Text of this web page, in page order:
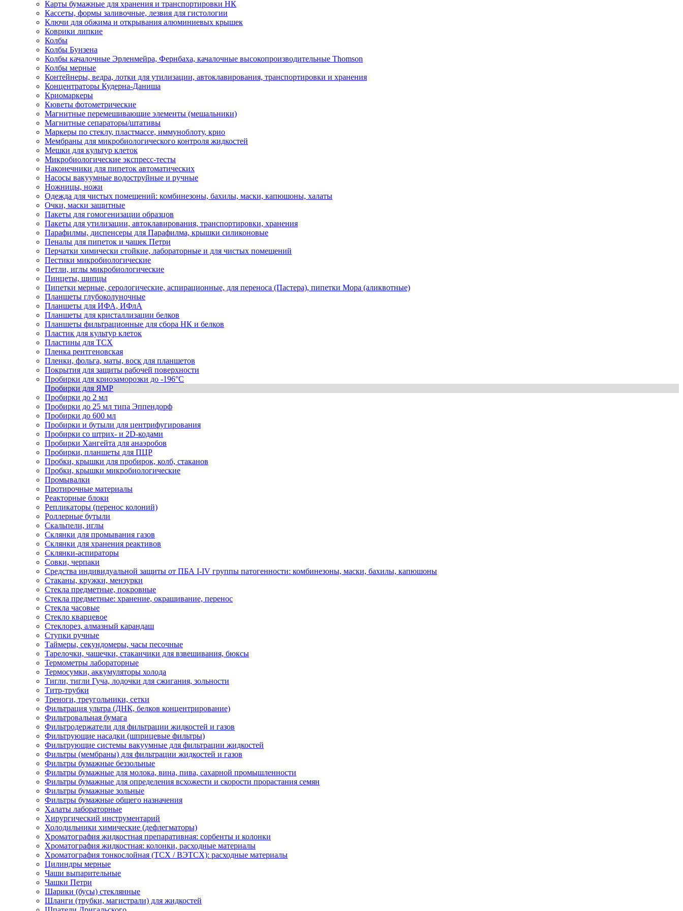
Карты бумажные для хранения и транспортировки НК
Кассеты, формы заливочные, лезвия для гистологии
Ключи для обжима и открывания алюминиевых крышек
Коврики липкие
Колбы
Колбы Бунзена
Колбы качалочные Эрленмейра, Фернбаха, качалочные высокопроизводительные Thomson
Колбы мерные
Контейнеры, ведра, лотки для утилизации, автоклавирования, транспортировки и хранения
Концентраторы Кудерна-Даниша
Криомаркеры
Кюветы фотометрические
Магнитные перемешивающие элементы (мешальники)
Магнитные сепараторы/штативы
Маркеры по стеклу, пластмассе, иммуноблоту, крио
Мембраны для микробиологического контроля жидкостей
Мешки для культур клеток
Микробиологические экспресс-тесты
Наконечники для пипеток автоматических
Насосы вакуумные водоструйные и ручные
Ножницы, ножи
Одежда для чистых помещений: комбинезоны, бахилы, маски, капюшоны, халаты
Очки, маски защитные
Пакеты для гомогенизации образцов
Пакеты для утилизации, автоклавирования, транспортировки, хранения
Парафилмы, диспенсеры для Парафилма, крышки силиконовые
Пеналы для пипеток и чашек Петри
Перчатки химически стойкие, лабораторные и для чистых помещений
Пестики микробиологические
Петли, иглы микробиологические
Пинцеты, щипцы
Пипетки мерные, серологические, аспирационные, для переноса (Пастера), пипетки Мора (аликвотные)
Планшеты глубоколуночные
Планшеты для ИФА, ИФлА
Планшеты для кристаллизации белков
Планшеты фильтрационные для сбора НК и белков
Пластик для культур клеток
Пластины для ТСХ
Пленка рентгеновская
Пленки, фольга, маты, воск для планшетов
Покрытия для защиты рабочей поверхности
Пробирки для криозаморозки до -196°С
Пробирки для ЯМР
Пробирки до 2 мл
Пробирки до 25 мл типа Эппендорф
Пробирки до 600 мл
Пробирки и бутыли для центрифугирования
Пробирки со штрих- и 2D-кодами
Пробирки Хангейта для анаэробов
Пробирки, планшеты для ПЦР
Пробки, крышки для пробирок, колб, стаканов
Пробки, крышки микробиологические
Промывалки
Протирочные материалы
Реакторные блоки
Репликаторы (перенос колоний)
Роллерные бутыли
Скальпели, иглы
Склянки для промывания газов
Склянки для хранения реактивов
Склянки-аспираторы
Совки, черпаки
Средства индивидуальной защиты от ПБА I-IV группы патогенности: комбинезоны, маски, бахилы, капюшоны
Стаканы, кружки, мензурки
Стекла предметные, покровные
Стекла предметные: хранение, окрашивание, перенос
Стекла часовые
Стекло кварцевое
Стеклорез, алмазный карандаш
Ступки ручные
Таймеры, секундомеры, часы песочные
Тарелочки, чашечки, стаканчики для взвешивания, бюксы
Термометры лабораторные
Термосумки, аккумуляторы холода
Тигли, тигли Гуча, лодочки для сжигания, зольности
Титр-трубки
Треноги, треугольники, сетки
Фильтрация ультра (ДНК, белков концентрирование)
Фильтровальная бумага
Фильтродержатели для фильтрации жидкостей и газов
Фильтрующие насадки (шприцевые фильтры)
Фильтрующие системы вакуумные для фильтрации жидкостей
Фильтры (мембраны) для фильтрации жидкостей и газов
Фильтры бумажные беззольные
Фильтры бумажные для молока, вина, пива, сахарной промышленности
Фильтры бумажные для определения всхожести и скорости прорастания семян
Фильтры бумажные зольные
Фильтры бумажные общего назначения
Халаты лабораторные
Хирургический инструментарий
Холодильники химические (дефлегматоры)
Хроматография жидкостная препаративная: сорбенты и колонки
Хроматография жидкостная: колонки, расходные материалы
Хроматография тонкослойная (ТСХ / ВЭТСХ): расходные материалы
Цилиндры мерные
Чаши выпарительные
Чашки Петри
Шарики (бусы) стеклянные
Шланги (трубки, магистрали) для жидкостей